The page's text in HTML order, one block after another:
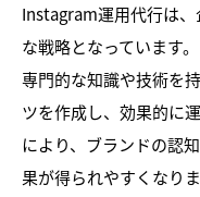
Instagram運用代行は
な戦略となっています
専門的な知識や技術を
ツを作成し、効果的に
により、ブランドの認
果が得られやすくなりま